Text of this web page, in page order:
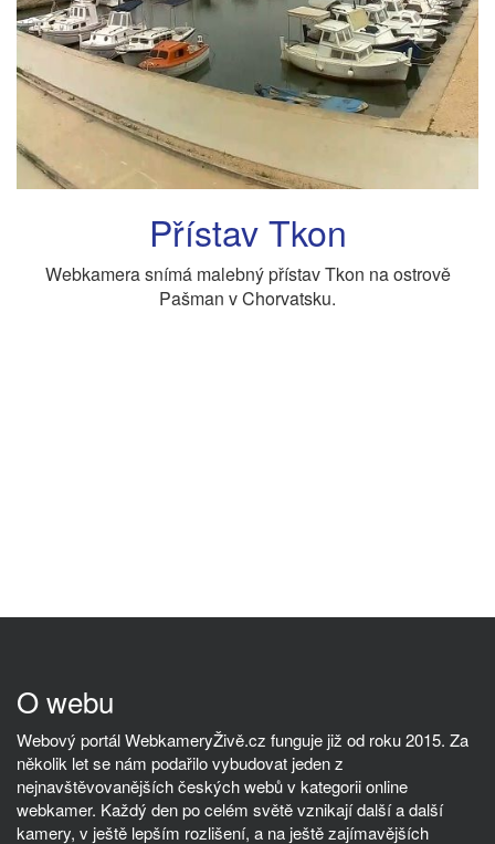
Přístav Tkon
Webkamera snímá malebný přístav Tkon na ostrově
Pašman v Chorvatsku.
O webu
Webový portál WebkameryŽivě.cz funguje již od roku 2015. Za
několik let se nám podařilo vybudovat jeden z
nejnavštěvovanějších českých webů v kategorii online
webkamer. Každý den po celém světě vznikají další a další
kamery, v ještě lepším rozlišení, a na ještě zajímavějších